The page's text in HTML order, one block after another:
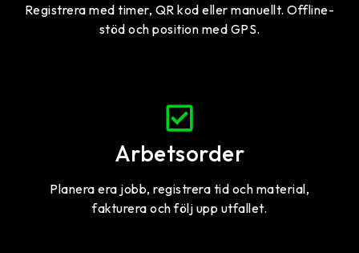
Registrera med timer, QR kod eller manuellt. Offline-
stöd och position med GPS.
Arbetsorder
Planera era jobb, registrera tid och material,
fakturera och följ upp utfallet.